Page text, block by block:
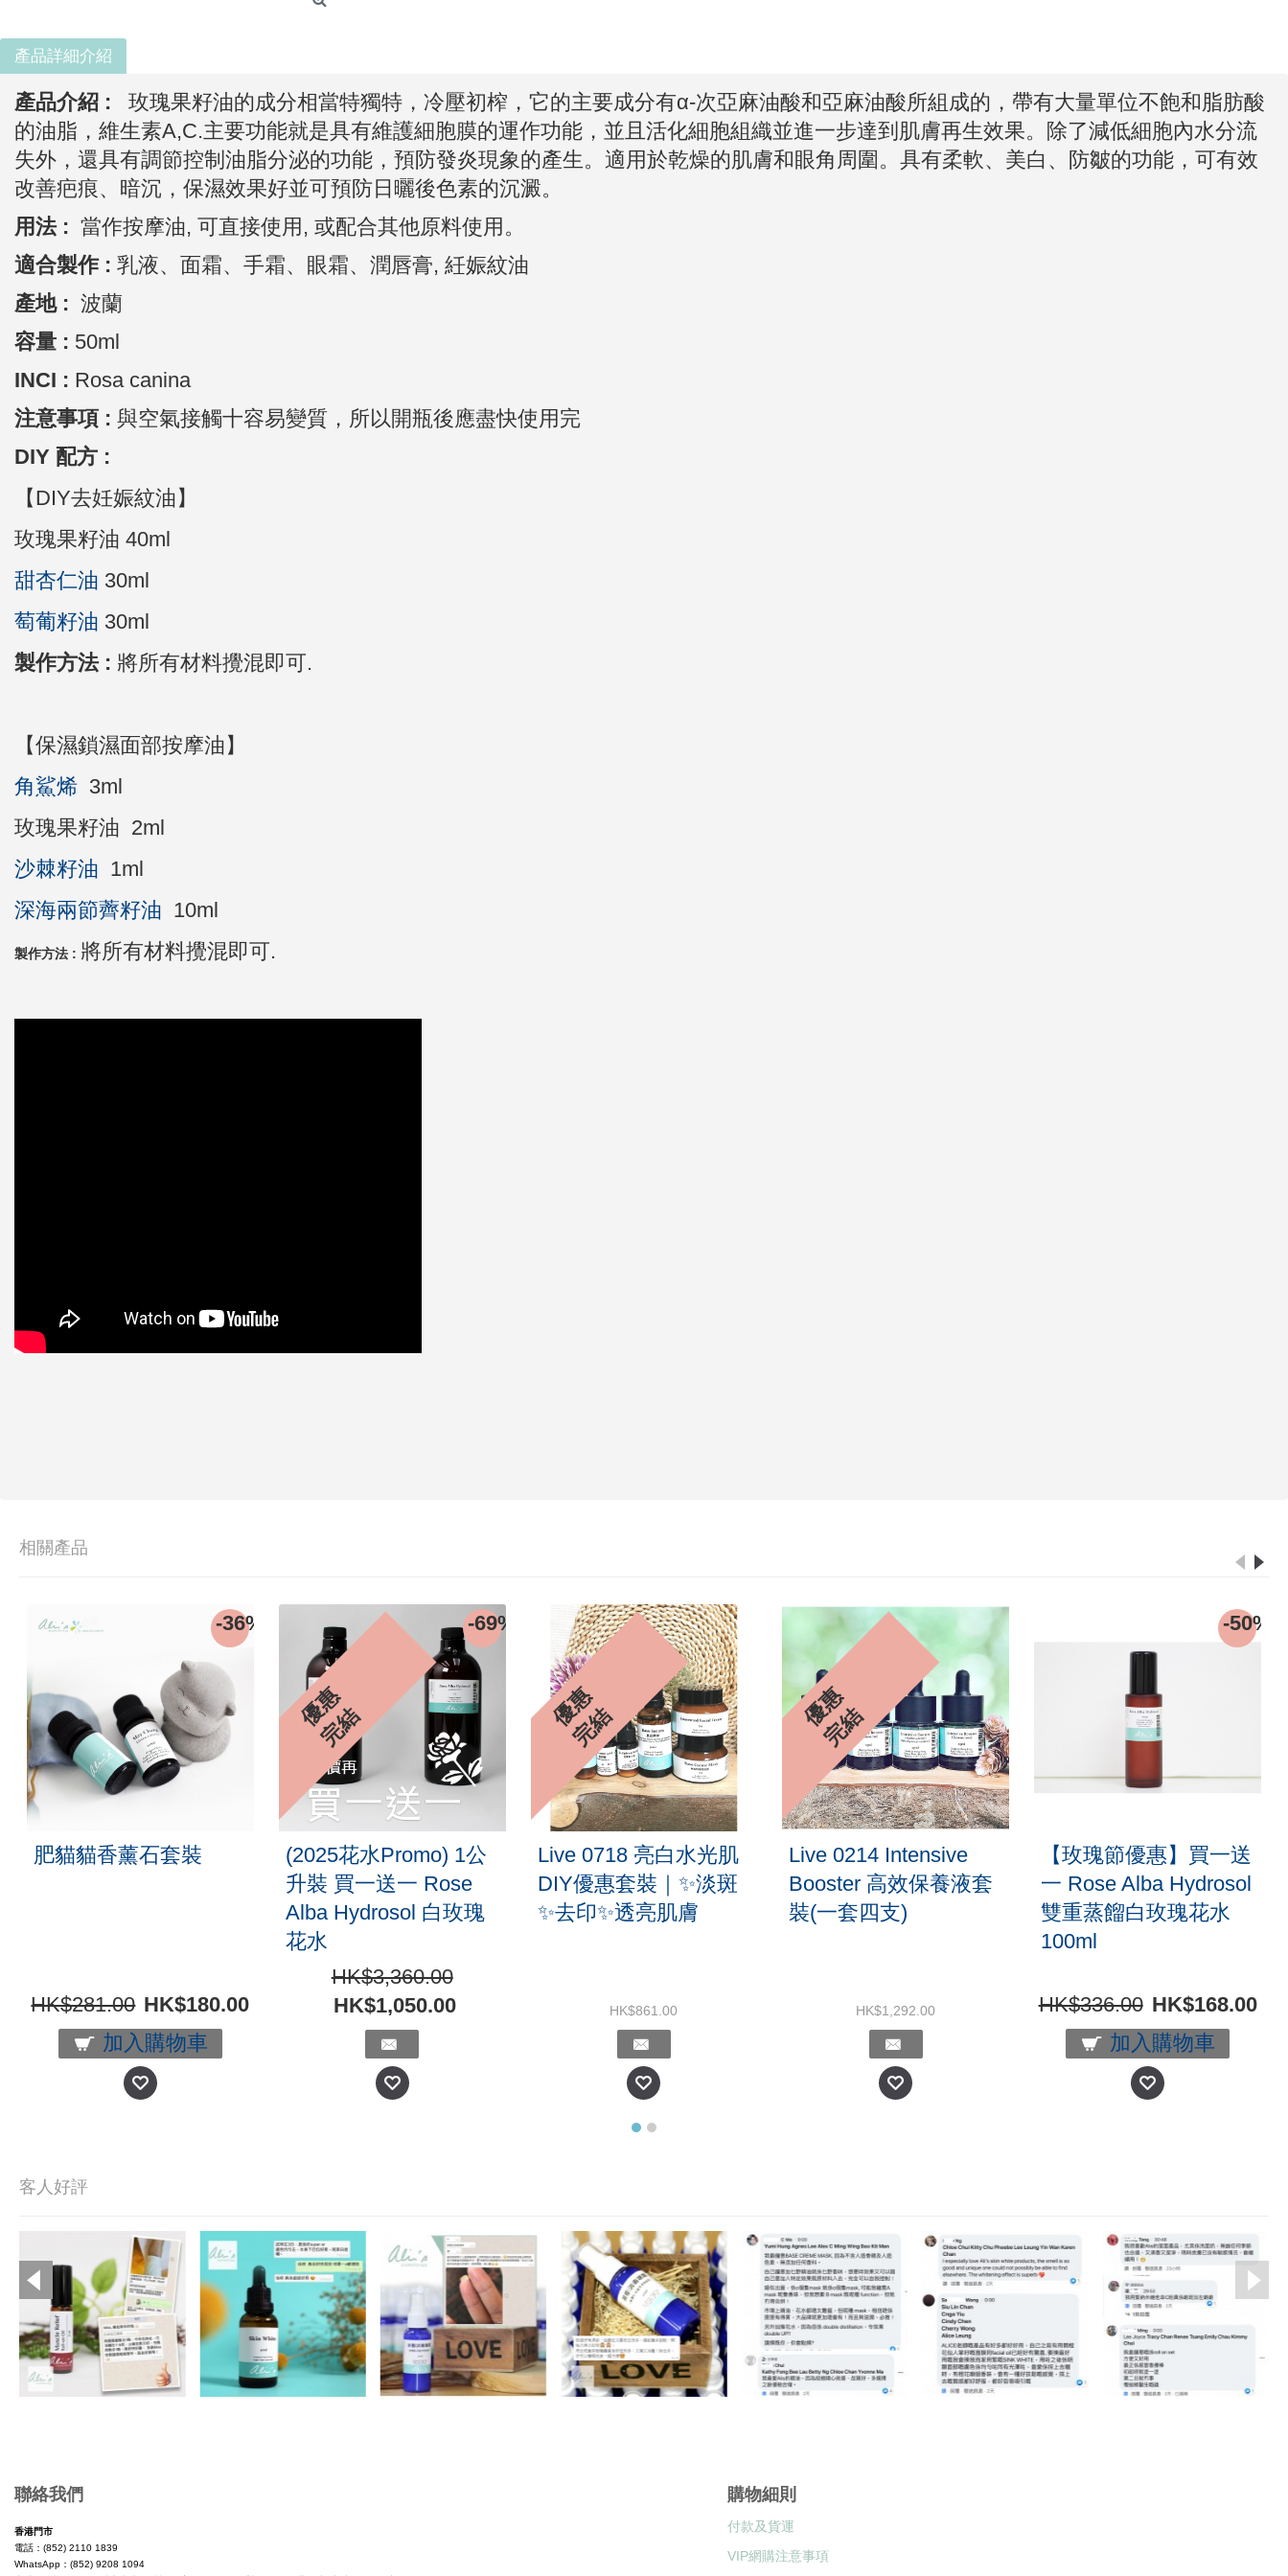
產品詳細介紹
產品介紹 : 玫瑰果籽油的成分相當特獨特，冷壓初榨，它的主要成分有α-次亞麻油酸和亞麻油酸所組成的，帶有大量單位不飽和脂肪酸
的油脂，維生素A,C.主要功能就是具有維護細胞膜的運作功能，並且活化細胞組織並進一步達到肌膚再生效果。除了減低細胞內水分流
失外，還具有調節控制油脂分泌的功能，預防發炎現象的產生。適用於乾燥的肌膚和眼角周圍。具有柔軟、美白、防皺的功能，可有效
改善疤痕、暗沉，保濕效果好並可預防日曬後色素的沉澱。
用法 : 當作按摩油, 可直接使用, 或配合其他原料使用。
適合製作 : 乳液、面霜、手霜、眼霜、潤唇膏, 紝娠紋油
產地 : 波蘭
容量 : 50ml
INCI : Rosa canina
注意事項 : 與空氣接觸十容易變質，所以開瓶後應盡快使用完
DIY 配方 :
【DIY去妊娠紋油】
玫瑰果籽油 40ml
甜杏仁油 30ml
萄葡籽油 30ml
製作方法 : 將所有材料攪混即可.
【保濕鎖濕面部按摩油】
角鯊烯 3ml
玫瑰果籽油 2ml
沙棘籽油 1ml
深海兩節薺籽油 10ml
製作方法 : 將所有材料攪混即可.
相關產品
優
惠
完
結
Live 0214 Intensive
HK$1,292.00
-50%
【玫瑰節優惠】買一送
一 Rose Alba Hydrosol
雙重蒸餾白玫瑰花水
100ml
HK$336.00 HK$168.00
加入購物車
優
惠
完
結
Live 0515 牙齒美白粉
優惠套裝｜DIY組合
HK$722.00
-30%
完美基底面霜面膜DIY
組合套裝
HK$628.00 HK$439.00
加入購物車
-40%
Lipstick/Lipgloss DIY
套裝 - 5 colour combo
set
HK$680.00 HK$408.00
加入購物車
客人好評
聯絡我們
香港門市
電話：(852) 2110 1839
WhatsApp：(852) 9208 1094
購物細則
付款及貨運
VIP網購注意事項